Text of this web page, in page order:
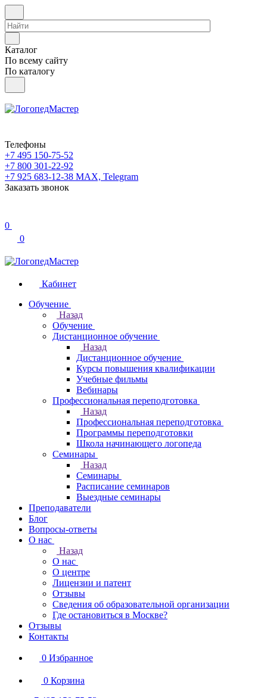
Каталог
По всему сайту
По каталогу
Телефоны
+7 495 150-75-52
+7 800 301-22-92
+7 925 683-12-38 MAX, Telegram
Заказать звонок
0
0
Кабинет
Обучение
Назад
Обучение
Дистанционное обучение
Назад
Дистанционное обучение
Курсы повышения квалификации
Учебные фильмы
Вебинары
Профессиональная переподготовка
Назад
Профессиональная переподготовка
Программы переподготовки
Школа начинающего логопеда
Семинары
Назад
Семинары
Расписание семинаров
Выездные семинары
Преподаватели
Блог
Вопросы-ответы
О нас
Назад
О нас
О центре
Лицензии и патент
Отзывы
Сведения об образовательной организации
Где остановиться в Москве?
Отзывы
Контакты
0 Избранное
0 Корзина